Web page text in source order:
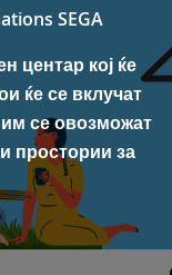
SEGA
центар кој ќе
ќе се вклучат
се овозможат
простории за